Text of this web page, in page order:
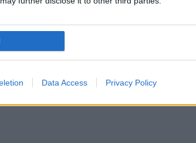
Data Access Privacy Policy